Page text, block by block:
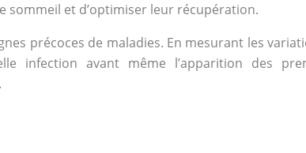
sommeil et d’optimiser leur récupération.
précoces de maladies. En mesurant les
infection avant même l’apparition des